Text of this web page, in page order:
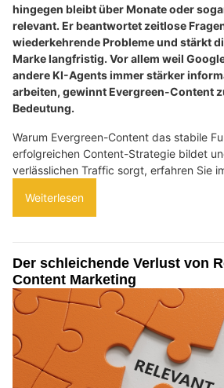
hingegen bleibt über Monate oder
relevant. Er beantwortet zeitlose
wiederkehrende Probleme und stärkt
Marke langfristig. Vor allem weil
andere KI-Agents immer stärker
arbeiten, gewinnt Evergreen-Content
Bedeutung.
Warum Evergreen-Content das stabile
erfolgreichen Content-Strategie bildet
verlässlichen Traffic sorgt, erfahren Sie
Weiterlesen
Der schleichende Verlust von
Content Marketing